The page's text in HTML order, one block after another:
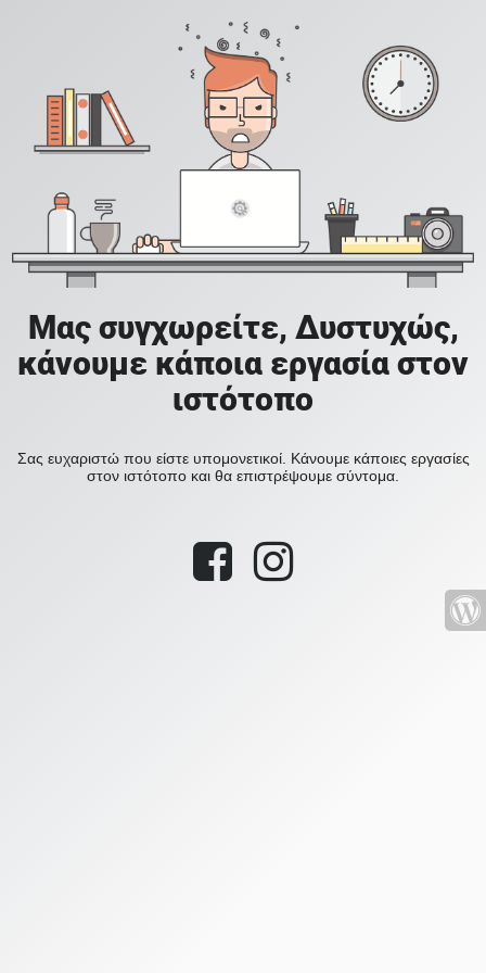
Μας συγχωρείτε, Δυστυχώς,
κάνουμε κάποια εργασία στον
ιστότοπο
Σας ευχαριστώ που είστε υπομονετικοί. Κάνουμε κάποιες εργασίες
στον ιστότοπο και θα επιστρέψουμε σύντομα.